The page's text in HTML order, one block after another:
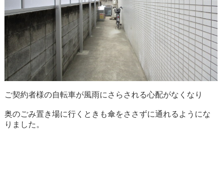
ご契約者様の自転車が風雨にさらされる心配がなくなり
奥のごみ置き場に行くときも傘をささずに通れるようにな
りました。